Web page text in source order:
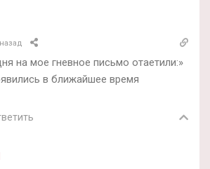
на мое гневное письмо отаетили:»
в ближайшее время